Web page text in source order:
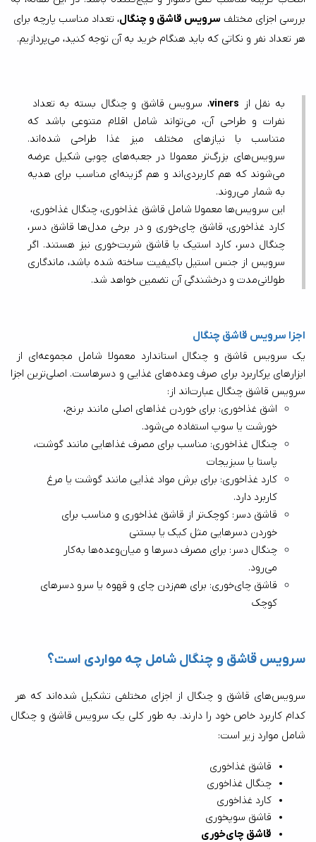
بررسی اجزای مختلف سرویس قاشق و چنگال، تعداد مناسب پارچه برای
هر تعداد نفر و نکاتی که باید هنگام خرید به آن توجه کنید، می‌پردازیم.
به نقل از viners، سرویس قاشق و چنگال بسته به تعداد
به شمار می‌روند.
این سرویس‌ها معمولا شامل قاشق غذاخوری، چنگال غذاخوری،
طولانی‌مدت و درخشندگی آن تضمین خواهد شد.
اجزا سرویس قاشق چنگال
یک سرویس قاشق و چنگال استاندارد معمولا شامل مجموعه‌ای از
سرویس قاشق چنگال عبارت‌اند از:
خورشت یا سوپ استفاده می‌شود.
پاستا یا سبزیجات
کاربرد دارد.
خوردن دسرهایی مثل کیک یا بستنی
می‌رود.
کوچک
سرویس قاشق و چنگال شامل چه مواردی است؟
سرویس‌های قاشق و چنگال از اجزای مختلفی تشکیل شده‌اند که هر
شامل موارد زیر است:
قاشق غذاخوری
چنگال غذاخوری
کارد غذاخوری
قاشق سوپخوری
قاشق چای‌خوری